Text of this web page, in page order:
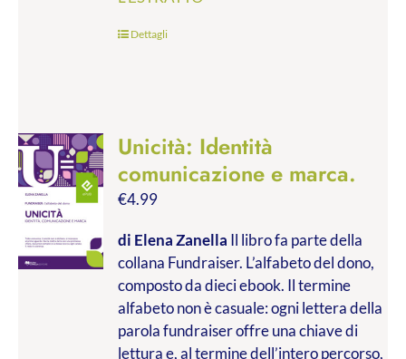
Dettagli
Unicità: Identità
comunicazione e marca.
€4.99
di Elena Zanella Il libro fa parte della
collana Fundraiser. L’alfabeto del dono,
composto da dieci ebook. Il termine
alfabeto non è casuale: ogni lettera della
parola fundraiser offre una chiave di
lettura e, al termine dell’intero percorso,